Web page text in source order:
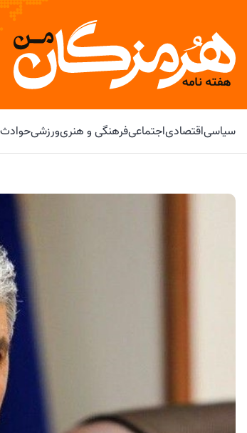
سیاسیاقتصادیاجتماعیفرهنگی و هنریورزشیحوادث